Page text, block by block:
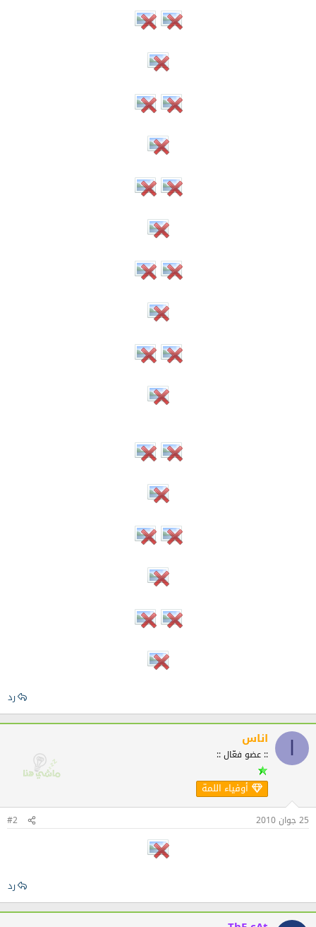
رد
اناس
:: عضو فعّال ::
أوفياء اللمة
25 جوان 2010 #2
رد